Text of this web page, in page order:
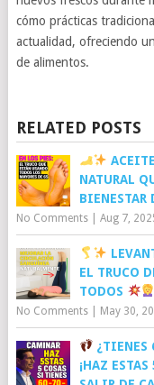
cómo prácticas
actualidad, ofreciendo
de alimentos.
RELATED POSTS
NATURAL
BIENESTAR
No Comments| Aug 7,
EL TRUCO
TODOS
No Comments| May 30,
¿TIENES
¡HAZ